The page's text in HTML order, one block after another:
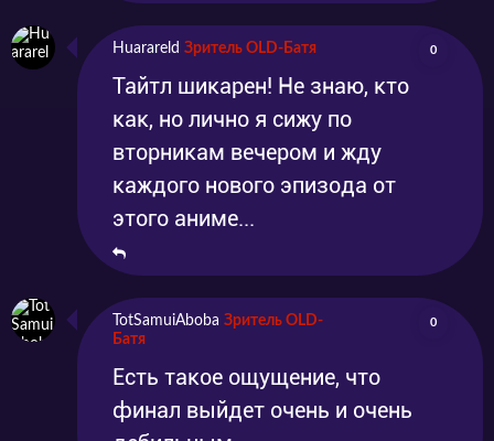
Huarareld Зритель OLD-Батя 0
Тайтл шикарен! Не знаю, кто
как, но лично я сижу по
вторникам вечером и жду
каждого нового эпизода от
этого аниме...
TotSamuiAboba Зритель OLD-
Батя
0
Есть такое ощущение, что
финал выйдет очень и очень